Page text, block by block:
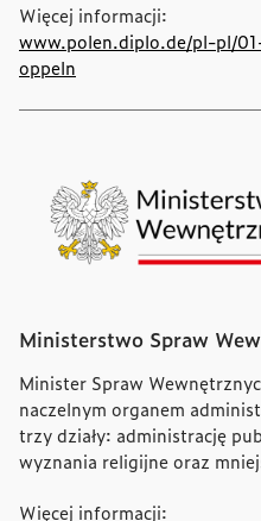
Więcej informacji:
www.polen.diplo.de/pl-pl/
oppeln
Ministerstwo Spraw
Minister Spraw
naczelnym organem
trzy działy: administrację
wyznania religijne oraz
Więcej informacji: